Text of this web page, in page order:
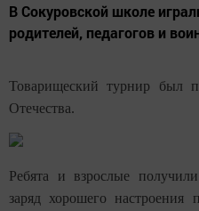
В Сокуровской школе
родителей, педагогов и
Товарищеский турнир был
Отечества.
Ребята и взрослые
заряд хорошего